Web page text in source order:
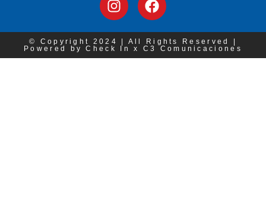
© Copyright 2024 | All Rights Reserved |
Powered by Check In x C3 Comunicaciones